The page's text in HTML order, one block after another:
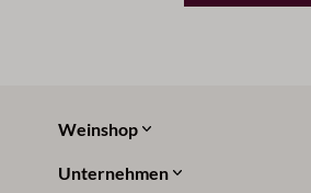
Weinshop
Unternehmen